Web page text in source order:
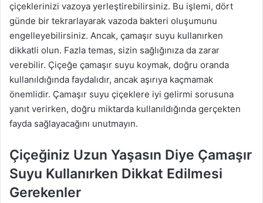
çiçeklerinizi vazoya yerleştirebilirsiniz. Bu işlemi, dört
günde bir tekrarlayarak vazoda bakteri oluşumunu
engelleyebilirsiniz. Ancak, çamaşır suyu kullanırken
dikkatli olun. Fazla temas, sizin sağlığınıza da zarar
verebilir. Çiçeğe çamaşır suyu koymak, doğru oranda
kullanıldığında faydalıdır, ancak aşırıya kaçmamak
önemlidir. Çamaşır suyu çiçeklere iyi gelirmi sorusuna
yanıt verirken, doğru miktarda kullanıldığında gerçekten
fayda sağlayacağını unutmayın.
Çiçeğiniz Uzun Yaşasın Diye Çamaşır
Suyu Kullanırken Dikkat Edilmesi
Gerekenler